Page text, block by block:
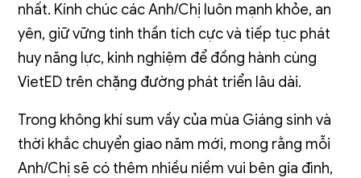
nhất. Kính chúc các Anh/Chị luôn mạnh khỏe, an
yên, giữ vững tinh thần tích cực và tiếp tục phát
huy năng lực, kinh nghiệm để đồng hành cùng
VietED trên chặng đường phát triển lâu dài.
Trong không khí sum vầy của mùa Giáng sinh và
thời khắc chuyển giao năm mới, mong rằng mỗi
Anh/Chị sẽ có thêm nhiều niềm vui bên gia đình,